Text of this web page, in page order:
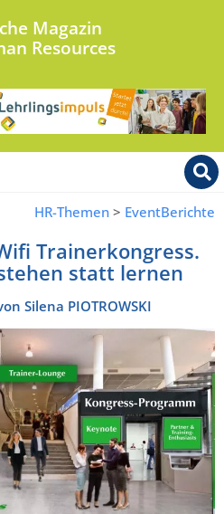
Magazin
Resources
HR-Themen > EventBerichte
Trainerkongress.
statt lernen
Silena PIOTROWSKI